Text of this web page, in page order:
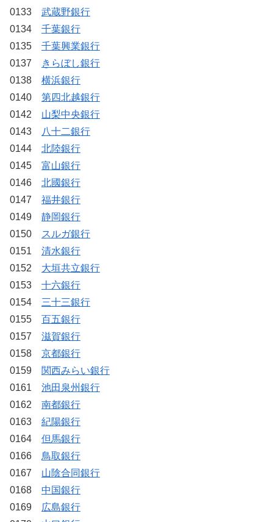
0133 武蔵野銀行
0134 千葉銀行
0135 千葉興業銀行
0137
きらぼし銀行
0138 横浜銀行
0140 第四北越銀行
0142 山梨中央銀行
0143
八十二銀行
0144 北陸銀行
0145 富山銀行
0146 北國銀行
0147 福井銀行
0149 静岡銀行
0150
スルガ銀行
0151 清水銀行
0152 大垣共立銀行
0153 十六銀行
0154 三十三銀行
0155 百五銀行
0157 滋賀銀行
0158 京都銀行
0159 関西みらい銀行
0161 池田泉州銀行
0162 南都銀行
0163 紀陽銀行
0164 但馬銀行
0166 鳥取銀行
0167 山陰合同銀行
0168 中国銀行
0169
広島銀行